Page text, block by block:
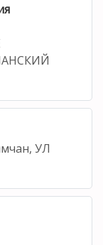
УЛ